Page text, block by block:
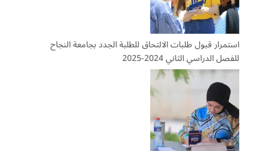
استمرار قبول طلبات الالتحاق للطلبة الجدد بجامعة النجاح
للفصل الدراسي الثاني 2024-2025